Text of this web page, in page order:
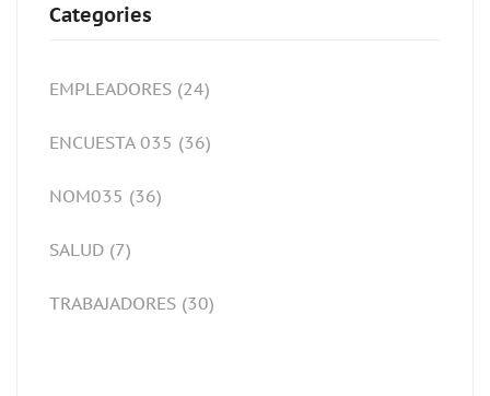
Categories
EMPLEADORES (24)
ENCUESTA 035 (36)
NOM035 (36)
SALUD (7)
TRABAJADORES (30)